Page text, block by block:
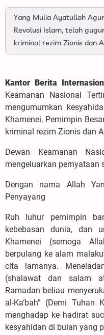
Yang Mulia Ayatullah
Revolusi Islam, telah
kriminal rezim Zionis dan
Kantor Berita
Keamanan Nasional
mengumumkan
Khamenei, Pemimpin
kriminal rezim Zionis dan
Dewan Keamanan
mengeluarkan pernyataan
Dengan nama Allah
Penyayang
Ruh luhur pemimpin
kebebasan dunia, dan
Khamenei (semoga
berpulang ke alam
cita lamanya.
(shalawat dan salam
Ramadan beliau
al-Ka‘bah” (Demi Tuhan
menghadap ke hadirat
kesyahidan di bulan yang